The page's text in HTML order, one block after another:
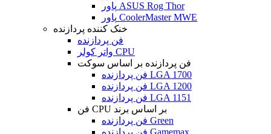
پاور ASUS Rog Thor
پاور CoolerMaster MWE
خنک کننده پردازنده
فن پردازنده
واتر کولر CPU
فن پردازنده بر اساس سوکت
فن پردازنده LGA 1700
فن پردازنده LGA 1200
فن پردازنده LGA 1151
فن CPU بر اساس برند
فن پردازنده Green
فن پردازنده Gamemax